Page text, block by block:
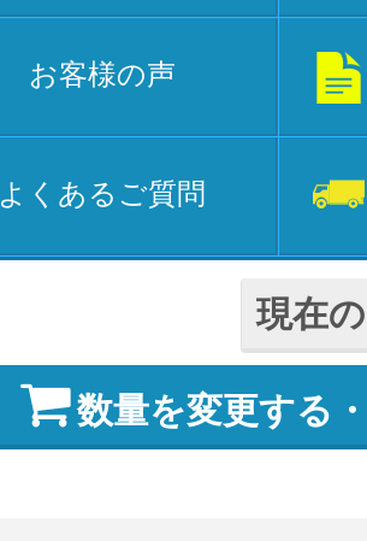
お客様の声
よくあるご質問
現在
数量を変更する